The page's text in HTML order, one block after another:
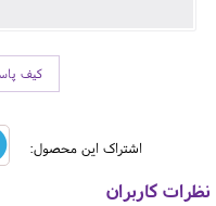
کیف
اشتراک این محصول:
نظرات کاربران